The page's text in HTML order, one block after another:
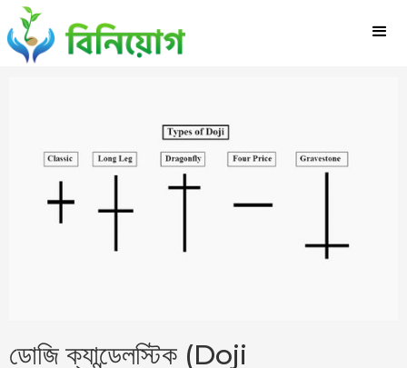
ডোজি ক্যান্ডেলস্টিক (Doji